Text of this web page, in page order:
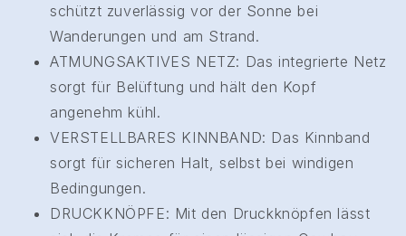
schützt zuverlässig vor der Sonne bei
Wanderungen und am Strand.
ATMUNGSAKTIVES NETZ: Das integrierte Netz
sorgt für Belüftung und hält den Kopf
angenehm kühl.
VERSTELLBARES KINNBAND: Das Kinnband
sorgt für sicheren Halt, selbst bei windigen
Bedingungen.
DRUCKKNÖPFE: Mit den Druckknöpfen lässt